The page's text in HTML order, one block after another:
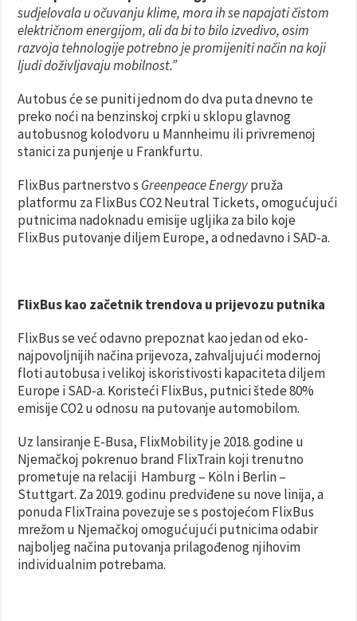
sudjelovala u očuvanju klime, mora ih se napajati čistom
električnom energijom, ali da bi to bilo izvedivo, osim
razvoja tehnologije potrebno je promijeniti način na koji
ljudi doživljavaju mobilnost.”
Autobus će se puniti jednom do dva puta dnevno te
preko noći na benzinskoj crpki u sklopu glavnog
autobusnog kolodvoru u Mannheimu ili privremenoj
stanici za punjenje u Frankfurtu.
FlixBus partnerstvo s Greenpeace Energypruža
platformu za FlixBus CO2 Neutral Tickets, omogućujući
putnicima nadoknadu emisije ugljika za bilo koje
FlixBus putovanje diljem Europe, a odnedavno i SAD-a.
FlixBus kao začetnik trendova u prijevozu putnika
FlixBus se već odavno prepoznat kao jedan od eko-
najpovoljnijih načina prijevoza, zahvaljujući modernoj
floti autobusa i velikoj iskoristivosti kapaciteta diljem
Europe i SAD-a. Koristeći FlixBus, putnici štede 80%
emisije CO2 u odnosu na putovanje automobilom.
Uz lansiranje E-Busa, FlixMobility je 2018. godine u
Njemačkoj pokrenuo brand FlixTrain koji trenutno
prometuje na relaciji Hamburg – Köln i Berlin –
Stuttgart. Za 2019. godinu predviđene su nove linija, a
ponuda FlixTraina povezuje se s postojećom FlixBus
mrežom u Njemačkoj omogućujući putnicima odabir
najboljeg načina putovanja prilagođenog njihovim
individualnim potrebama.